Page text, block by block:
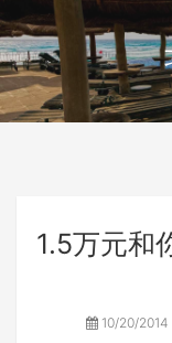
1.5万元和
10/20/2014